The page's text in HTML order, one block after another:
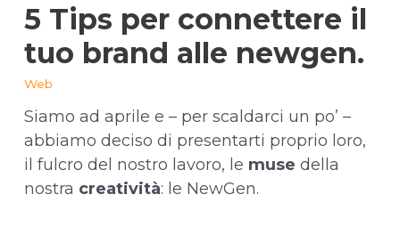
5 Tips per connettere il
tuo brand alle newgen.
Web
Siamo ad aprile e – per scaldarci un po’ –
abbiamo deciso di presentarti proprio loro,
il fulcro del nostro lavoro, le musedella
nostra creatività: le NewGen.